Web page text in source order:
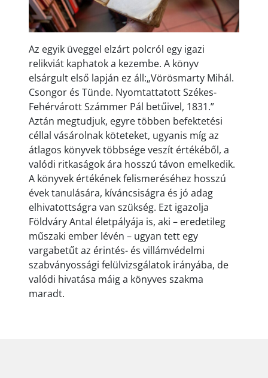
Az egyik üveggel elzárt polcról egy igazi
relikviát kaphatok a kezembe. A könyv
elsárgult első lapján ez áll:„Vörösmarty Mihál.
Csongor és Tünde. Nyomtattatott Székes-
Fehérvárott Számmer Pál betűivel, 1831.”
Aztán megtudjuk, egyre többen befektetési
céllal vásárolnak köteteket, ugyanis míg az
átlagos könyvek többsége veszít értékéből, a
valódi ritkaságok ára hosszú távon emelkedik.
A könyvek értékének felismeréséhez hosszú
évek tanulására, kíváncsiságra és jó adag
elhivatottságra van szükség. Ezt igazolja
Földváry Antal életpályája is, aki – eredetileg
műszaki ember lévén – ugyan tett egy
vargabetűt az érintés- és villámvédelmi
szabványossági felülvizsgálatok irányába, de
valódi hivatása máig a könyves szakma
maradt.